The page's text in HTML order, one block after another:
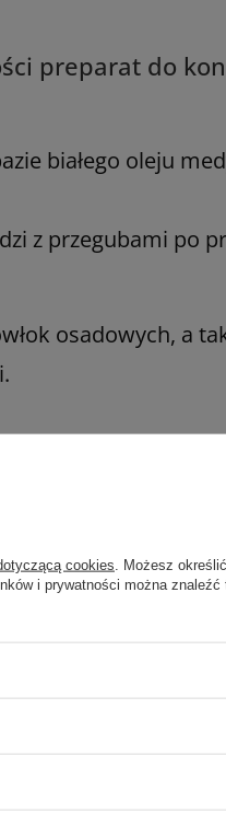
preparat do
białego oleju
z przegubami po
osadowych, a
441190
500 ml / 500 g
pytania i
cookies . Możesz
i prywatności można